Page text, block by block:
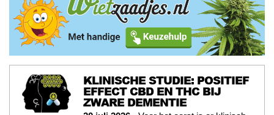
KLINISCHE STUDIE: POSITIEF
EFFECT CBD EN THC BIJ
ZWARE DEMENTIE